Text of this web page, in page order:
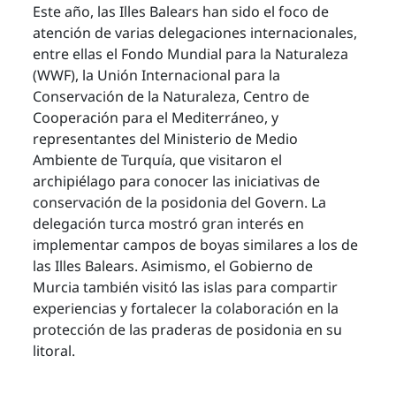
Este año, las Illes Balears han sido el foco de
atención de varias delegaciones internacionales,
entre ellas el Fondo Mundial para la Naturaleza
(WWF), la Unión Internacional para la
Conservación de la Naturaleza, Centro de
Cooperación para el Mediterráneo, y
representantes del Ministerio de Medio
Ambiente de Turquía, que visitaron el
archipiélago para conocer las iniciativas de
conservación de la posidonia del Govern. La
delegación turca mostró gran interés en
implementar campos de boyas similares a los de
las Illes Balears. Asimismo, el Gobierno de
Murcia también visitó las islas para compartir
experiencias y fortalecer la colaboración en la
protección de las praderas de posidonia en su
litoral.